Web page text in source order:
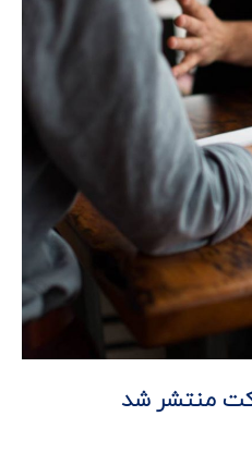
منتشر شد